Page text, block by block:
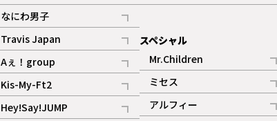
記事
ギャラリー
なにわ男子
記事
Travis Japan
記事
Aぇ！group
記事
Kis-My-Ft2
記事
ギャラリー
Hey!Say!JUMP
記事
スペシャル
Mr.Children
記事
ミセス
記事
アルフィー